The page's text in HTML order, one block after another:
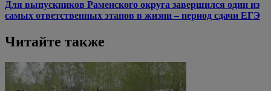
Для выпускников Раменского округа завершился один из
самых ответственных этапов в жизни – период сдачи ЕГЭ
Читайте также